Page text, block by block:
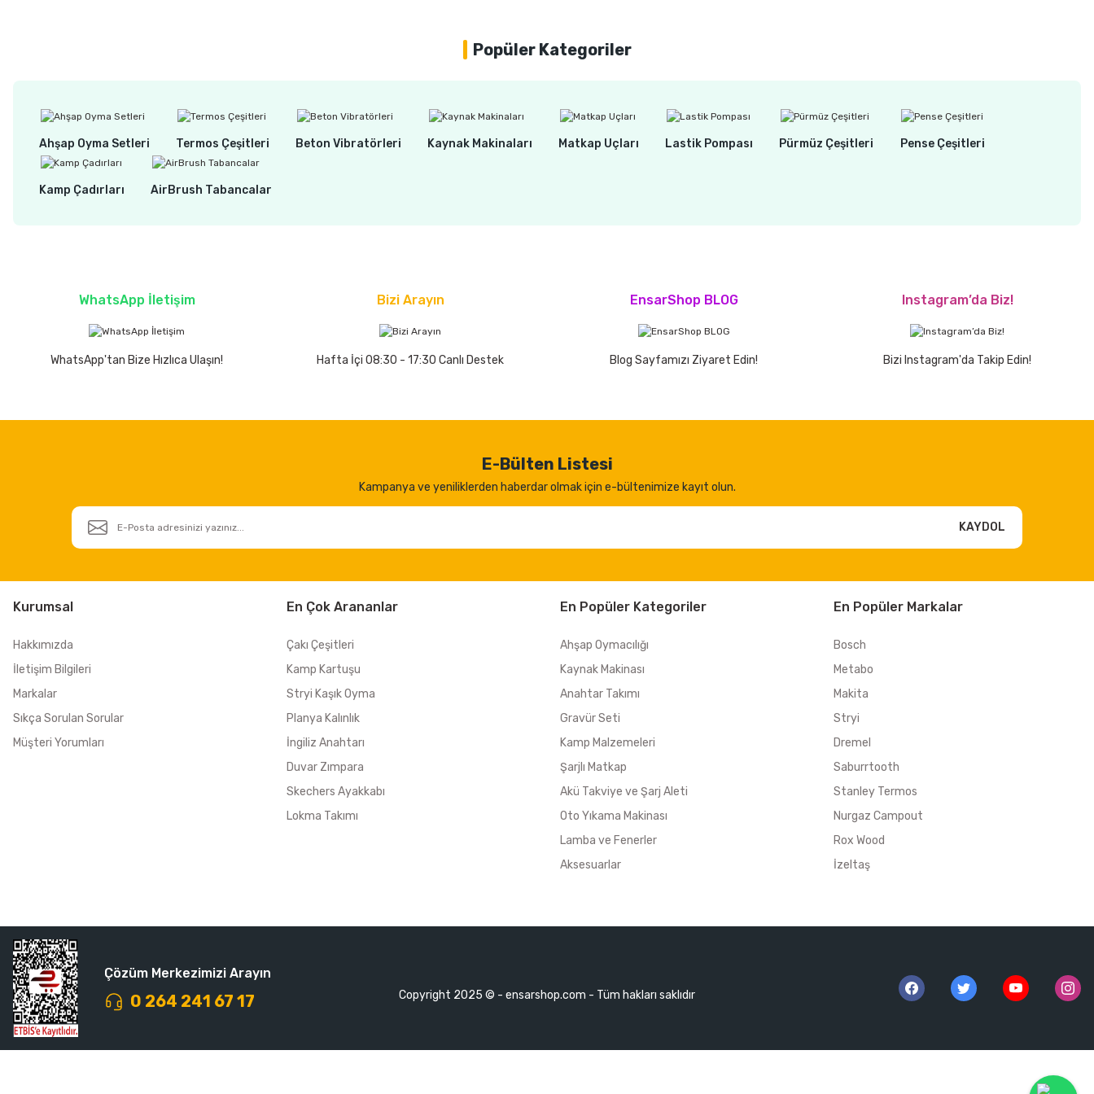
Popüler Kategoriler
Ahşap Oyma Setleri Termos Çeşitleri Beton Vibratörleri Kaynak Makinaları Matkap Uçları Lastik Pompası Pürmüz Çeşitleri Pense Çeşitleri
Kamp Çadırları AirBrush Tabancalar
WhatsApp İletişim
WhatsApp'tan Bize Hızlıca Ulaşın!
Bizi Arayın
Hafta İçi 08:30 - 17:30 Canlı Destek
EnsarShop BLOG
Blog Sayfamızı Ziyaret Edin!
Instagram’da Biz!
Bizi Instagram'da Takip Edin!
E-Bülten Listesi
Kampanya ve yeniliklerden haberdar olmak için e-bültenimize kayıt olun.
KAYDOL
Kurumsal
Hakkımızda
İletişim Bilgileri
Markalar
Sıkça Sorulan Sorular
Müşteri Yorumları
En Çok Arananlar
Çakı Çeşitleri
Kamp Kartuşu
Stryi Kaşık Oyma
Planya Kalınlık
İngiliz Anahtarı
Duvar Zımpara
Skechers Ayakkabı
Lokma Takımı
En Popüler Kategoriler
Ahşap Oymacılığı
Kaynak Makinası
Anahtar Takımı
Gravür Seti
Kamp Malzemeleri
Şarjlı Matkap
Akü Takviye ve Şarj Aleti
Oto Yıkama Makinası
Lamba ve Fenerler
Aksesuarlar
En Popüler Markalar
Bosch
Metabo
Makita
Stryi
Dremel
Saburrtooth
Stanley Termos
Nurgaz Campout
Rox Wood
İzeltaş
Çözüm Merkezimizi Arayın
0 264 241 67 17 Copyright 2025 © - ensarshop.com - Tüm hakları saklıdır